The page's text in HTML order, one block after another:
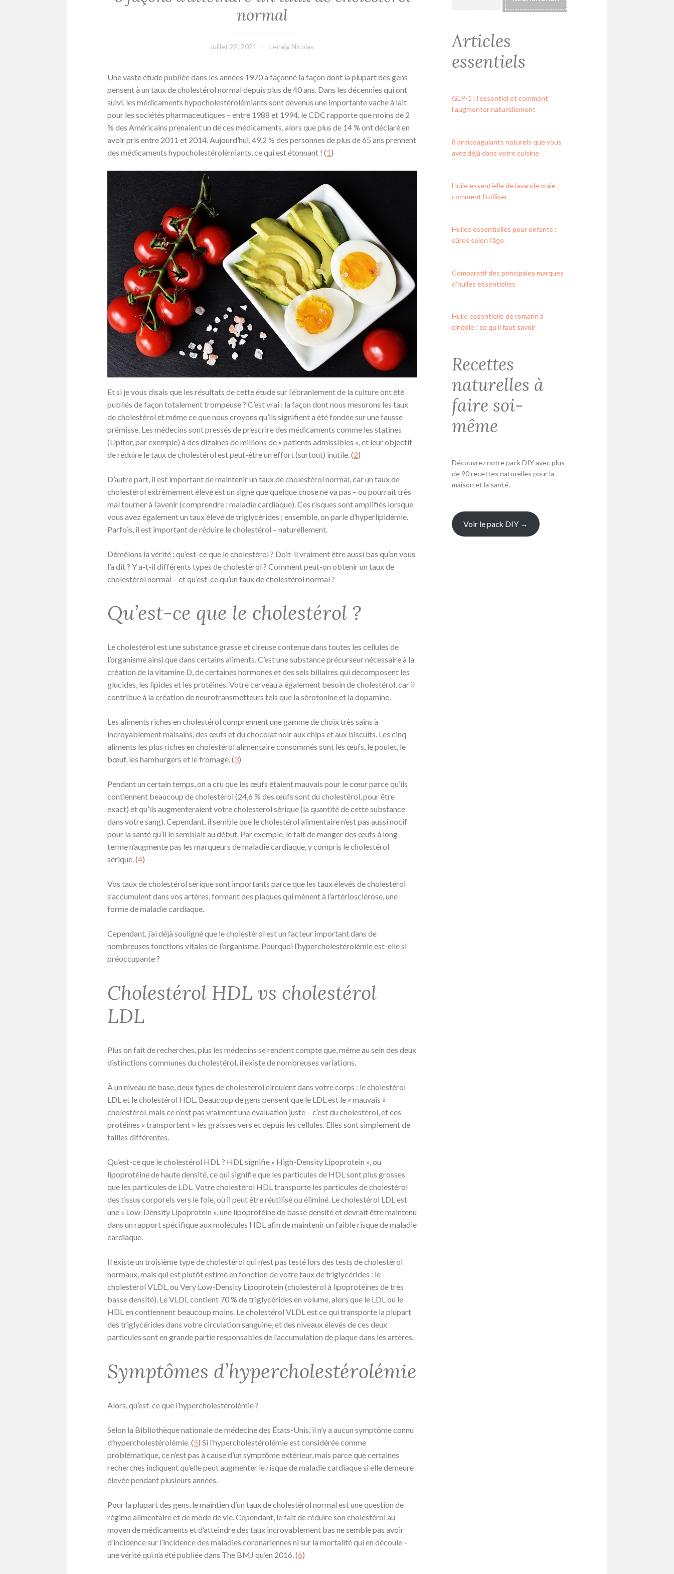
normal
juillet 22, 2021 Lenaïg Nicolas
Une vaste étude publiée dans les années 1970 a façonné la façon dont la plupart des gens
pensent à un taux de cholestérol normal depuis plus de 40 ans. Dans les décennies qui ont
suivi, les médicaments hypocholestérolémiants sont devenus une importante vache à lait
pour les sociétés pharmaceutiques – entre 1988 et 1994, le CDC rapporte que moins de 2
% des Américains prenaient un de ces médicaments, alors que plus de 14 % ont déclaré en
avoir pris entre 2011 et 2014. Aujourd’hui, 49,2 % des personnes de plus de 65 ans prennent
des médicaments hypocholestérolémiants, ce qui est étonnant ! (1)
Et si je vous disais que les résultats de cette étude sur l’ébranlement de la culture ont été
publiés de façon totalement trompeuse ? C’est vrai : la façon dont nous mesurons les taux
de cholestérol et même ce que nous croyons qu’ils signifient a été fondée sur une fausse
prémisse. Les médecins sont pressés de prescrire des médicaments comme les statines
(Lipitor, par exemple) à des dizaines de millions de « patients admissibles », et leur objectif
de réduire le taux de cholestérol est peut-être un effort (surtout) inutile. (2)
D’autre part, il est important de maintenir un taux de cholestérol normal, car un taux de
cholestérol extrêmement élevé est un signe que quelque chose ne va pas – ou pourrait très
mal tourner à l’avenir (comprendre : maladie cardiaque). Ces risques sont amplifiés lorsque
vous avez également un taux élevé de triglycérides ; ensemble, on parle d’hyperlipidémie.
Parfois, il est important de réduire le cholestérol – naturellement.
Démêlons la vérité : qu’est-ce que le cholestérol ? Doit-il vraiment être aussi bas qu’on vous
l’a dit ? Y a-t-il différents types de cholestérol ? Comment peut-on obtenir un taux de
cholestérol normal – et qu’est-ce qu’un taux de cholestérol normal ?
Qu’est-ce que le cholestérol ?
Le cholestérol est une substance grasse et cireuse contenue dans toutes les cellules de
l’organisme ainsi que dans certains aliments. C’est une substance précurseur nécessaire à la
création de la vitamine D, de certaines hormones et des sels biliaires qui décomposent les
glucides, les lipides et les protéines. Votre cerveau a également besoin de cholestérol, car il
contribue à la création de neurotransmetteurs tels que la sérotonine et la dopamine.
Les aliments riches en cholestérol comprennent une gamme de choix très sains à
incroyablement malsains, des œufs et du chocolat noir aux chips et aux biscuits. Les cinq
aliments les plus riches en cholestérol alimentaire consommés sont les œufs, le poulet, le
bœuf, les hamburgers et le fromage. (3)
Pendant un certain temps, on a cru que les œufs étaient mauvais pour le cœur parce qu’ils
contiennent beaucoup de cholestérol (24,6 % des œufs sont du cholestérol, pour être
exact) et qu’ils augmenteraient votre cholestérol sérique (la quantité de cette substance
dans votre sang). Cependant, il semble que le cholestérol alimentaire n’est pas aussi nocif
pour la santé qu’il le semblait au début. Par exemple, le fait de manger des œufs à long
terme n’augmente pas les marqueurs de maladie cardiaque, y compris le cholestérol
sérique. (4)
Vos taux de cholestérol sérique sont importants parce que les taux élevés de cholestérol
s’accumulent dans vos artères, formant des plaques qui mènent à l’artériosclérose, une
forme de maladie cardiaque.
Cependant, j’ai déjà souligné que le cholestérol est un facteur important dans de
nombreuses fonctions vitales de l’organisme. Pourquoi l’hypercholestérolémie est-elle si
préoccupante ?
Cholestérol HDL vs cholestérol
LDL
Plus on fait de recherches, plus les médecins se rendent compte que, même au sein des deux
distinctions communes du cholestérol, il existe de nombreuses variations.
À un niveau de base, deux types de cholestérol circulent dans votre corps : le cholestérol
LDL et le cholestérol HDL. Beaucoup de gens pensent que le LDL est le « mauvais »
cholestérol, mais ce n’est pas vraiment une évaluation juste – c’est du cholestérol, et ces
protéines « transportent » les graisses vers et depuis les cellules. Elles sont simplement de
tailles différentes.
Qu’est-ce que le cholestérol HDL ? HDL signifie « High-Density Lipoprotein », ou
lipoprotéine de haute densité, ce qui signifie que les particules de HDL sont plus grosses
que les particules de LDL. Votre cholestérol HDL transporte les particules de cholestérol
des tissus corporels vers le foie, où il peut être réutilisé ou éliminé. Le cholestérol LDL est
une « Low-Density Lipoprotein », une lipoprotéine de basse densité et devrait être maintenu
dans un rapport spécifique aux molécules HDL afin de maintenir un faible risque de maladie
cardiaque.
Il existe un troisième type de cholestérol qui n’est pas testé lors des tests de cholestérol
normaux, mais qui est plutôt estimé en fonction de votre taux de triglycérides : le
cholestérol VLDL, ou Very Low-Density Lipoprotein (cholestérol à lipoprotéines de très
basse densité). Le VLDL contient 70 % de triglycérides en volume, alors que le LDL ou le
HDL en contiennent beaucoup moins. Le cholestérol VLDL est ce qui transporte la plupart
des triglycérides dans votre circulation sanguine, et des niveaux élevés de ces deux
particules sont en grande partie responsables de l’accumulation de plaque dans les artères.
Symptômes d’hypercholestérolémie
Alors, qu’est-ce que l’hypercholestérolémie ?
Selon la Bibliothèque nationale de médecine des États-Unis, il n’y a aucun symptôme connu
d’hypercholestérolémie. (5) Si l’hypercholestérolémie est considérée comme
problématique, ce n’est pas à cause d’un symptôme extérieur, mais parce que certaines
recherches indiquent qu’elle peut augmenter le risque de maladie cardiaque si elle demeure
élevée pendant plusieurs années.
Pour la plupart des gens, le maintien d’un taux de cholestérol normal est une question de
régime alimentaire et de mode de vie. Cependant, le fait de réduire son cholestérol au
moyen de médicaments et d’atteindre des taux incroyablement bas ne semble pas avoir
d’incidence sur l’incidence des maladies coronariennes ni sur la mortalité qui en découle –
une vérité qui n’a été publiée dans The BMJ qu’en 2016. (6)
Articles
essentiels
GLP-1 : l’essentiel et comment
l’augmenter naturellement
8 anticoagulants naturels que vous
avez déjà dans votre cuisine
Huile essentielle de lavande vraie :
comment l’utiliser
Huiles essentielles pour enfants :
sûres selon l’âge
Comparatif des principales marques
d’huiles essentielles
Huile essentielle de romarin à
cinéole : ce qu’il faut savoir
Recettes
naturelles à
faire soi-
même
Découvrez notre pack DIY avec plus
de 90 recettes naturelles pour la
maison et la santé.
Voir le pack DIY →